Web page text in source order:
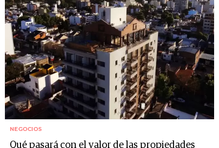
NEGOCIOS
Qué pasará con el valor de las propiedades